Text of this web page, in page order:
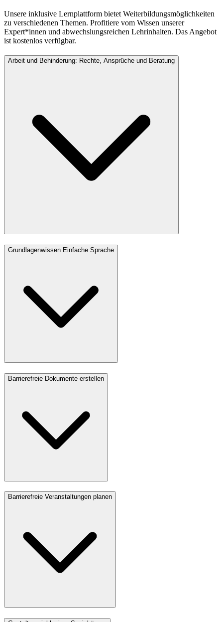
Unsere inklusive Lernplattform bietet Weiterbildungsmöglichkeiten
zu verschiedenen Themen. Profitiere vom Wissen unserer
Expert*innen und abwechslungsreichen Lehrinhalten. Das Angebot
ist kostenlos verfügbar.
Arbeit und Behinderung: Rechte, Ansprüche und Beratung
Grundlagenwissen Einfache Sprache
Barrierefreie Dokumente erstellen
Barrierefreie Veranstaltungen planen